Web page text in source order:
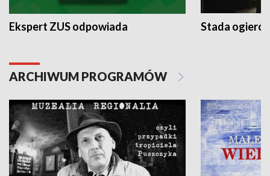
Ekspert ZUS odpowiada Stada
ARCHIWUM PROGRAMÓW